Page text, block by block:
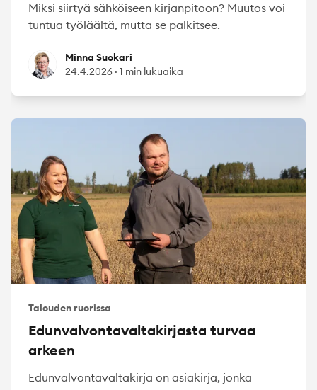
Miksi siirtyä sähköiseen kirjanpitoon? Muutos voi
tuntua työläältä, mutta se palkitsee.
Minna Suokari
Minna Suokari
24.4.2026 · 1 min lukuaika
Talouden ruorissa
Edunvalvontavaltakirjasta turvaa
arkeen
Edunvalvontavaltakirja on asiakirja, jonka